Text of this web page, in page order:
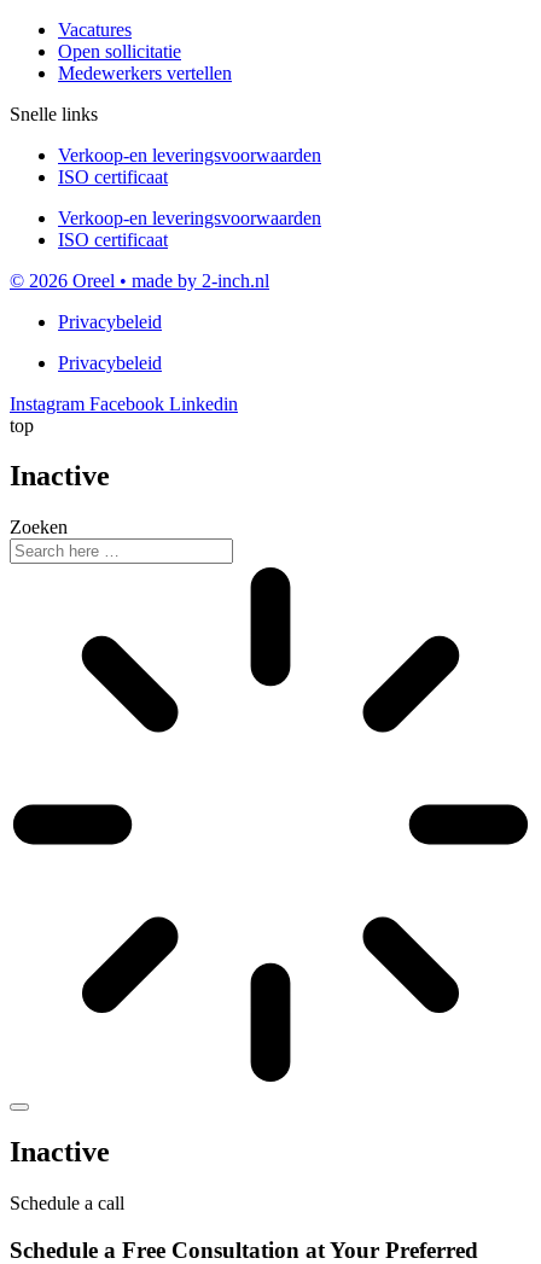
Vacatures
Open sollicitatie
Medewerkers vertellen
Snelle links
Verkoop-en leveringsvoorwaarden
ISO certificaat
Verkoop-en leveringsvoorwaarden
ISO certificaat
© 2026 Oreel • made by 2-inch.nl
Privacybeleid
Privacybeleid
Instagram Facebook Linkedin
top
Inactive
Zoeken
Inactive
Schedule a call
Schedule a Free Consultation at Your Preferred